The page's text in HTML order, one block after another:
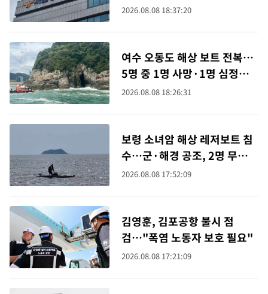
2026.08.08 18:37:20
여수 오동도 해상 보트 전복…
5명 중 1명 사망·1명 심정지
발견(종합)
2026.08.08 18:26:31
보령 소녀암 해상 레저보트 침
수…군·해경 공조, 2명 무사
구조
2026.08.08 17:52:09
김영훈, 김포공항 불시 점
검…"폭염 노동자 보호 필요"
2026.08.08 17:21:09